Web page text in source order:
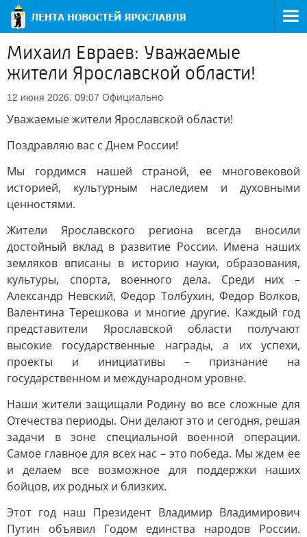
Михаил Евраев: Уважаемые
жители Ярославской области!
12 июня 2026, 09:07 Официально
Уважаемые жители Ярославской области!
Поздравляю вас с Днем России!
Мы гордимся нашей страной, ее многовековой
историей, культурным наследием и духовными
ценностями.
Жители Ярославского региона всегда вносили
достойный вклад в развитие России. Имена наших
земляков вписаны в историю науки, образования,
культуры, спорта, военного дела. Среди них –
Александр Невский, Федор Толбухин, Федор Волков,
Валентина Терешкова и многие другие. Каждый год
представители Ярославской области получают
высокие государственные награды, а их успехи,
проекты и инициативы – признание на
государственном и международном уровне.
Наши жители защищали Родину во все сложные для
Отечества периоды. Они делают это и сегодня, решая
задачи в зоне специальной военной операции.
Самое главное для всех нас – это победа. Мы ждем ее
и делаем все возможное для поддержки наших
бойцов, их родных и близких.
Этот год наш Президент Владимир Владимирович
Путин объявил Годом единства народов России.